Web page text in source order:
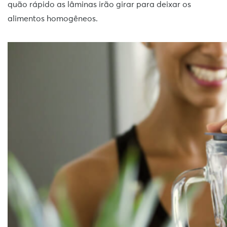
quão rápido as lâminas irão girar para deixar os
alimentos homogêneos.